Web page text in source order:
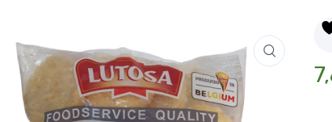
7,